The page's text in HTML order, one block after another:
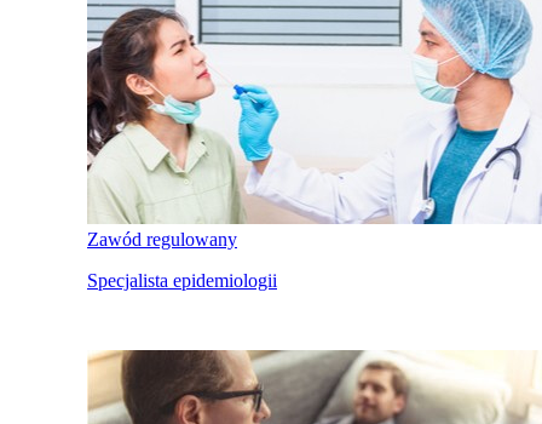
Zawód regulowany
Specjalista epidemiologii